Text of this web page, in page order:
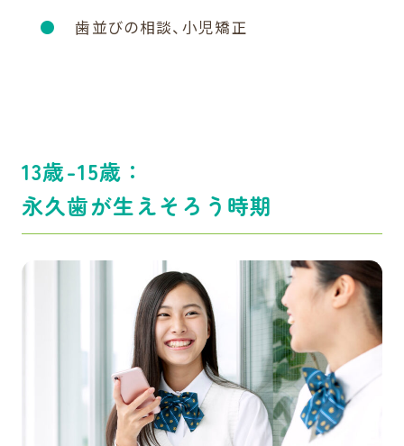
歯並びの相談、小児矯正
13歳-15歳：
永久歯が生えそろう時期